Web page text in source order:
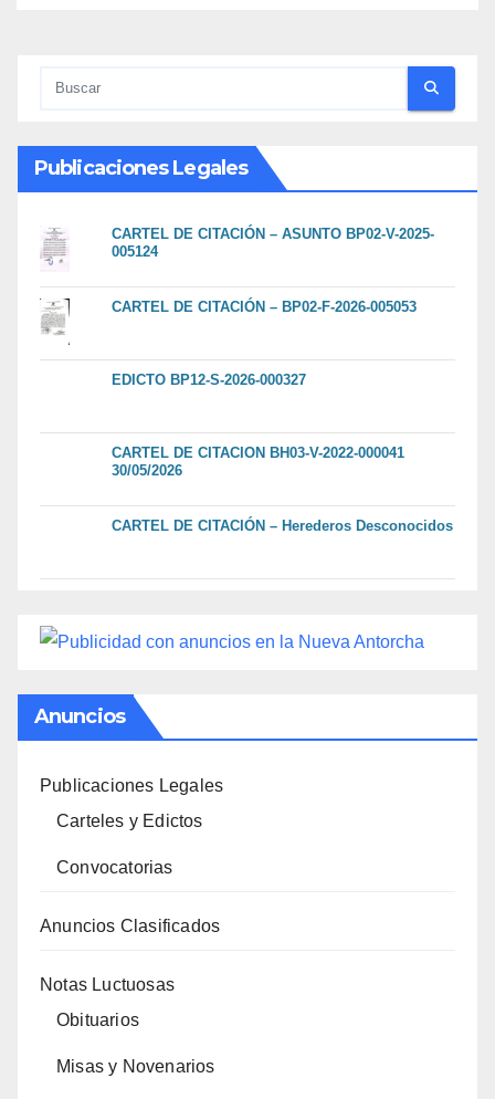
Publicaciones Legales
CARTEL DE CITACIÓN – ASUNTO BP02-V-2025-
005124
CARTEL DE CITACIÓN – BP02-F-2026-005053
EDICTO BP12-S-2026-000327
CARTEL DE CITACION BH03-V-2022-000041
30/05/2026
CARTEL DE CITACIÓN – Herederos Desconocidos
Anuncios
Publicaciones Legales
Carteles y Edictos
Convocatorias
Anuncios Clasificados
Notas Luctuosas
Obituarios
Misas y Novenarios